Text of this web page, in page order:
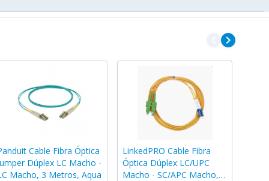
navigate_beforenavigate_next
Cable Fibra Óptica
Dúplex LC Macho -
Macho, 3 Metros, Aqua
LinkedPRO Cable Fibra
Óptica Dúplex LC/UPC
Macho - SC/APC Macho, 3